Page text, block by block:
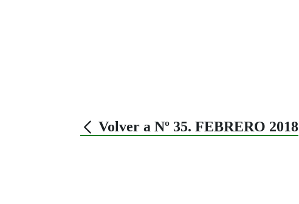
Volver a Nº 35. FEBRERO 2018